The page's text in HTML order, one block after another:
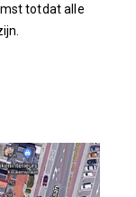
totdat alle